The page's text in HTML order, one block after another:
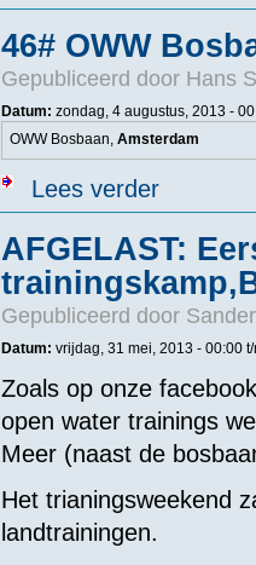
46# OWW
Gepubliceerd door Hans
Datum: zondag, 4 augustus, 2013 -
OWW Bosbaan, Amsterdam
Lees verderover 46#
AFGELAST:
Gepubliceerd door
Datum: vrijdag, 31 mei, 2013 - 00:00t/
Zoals op onze
open water trainings
Meer (naast de
Het trianingsweekend
landtrainingen.